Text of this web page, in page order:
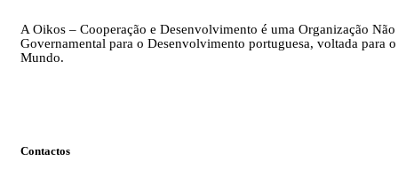
A Oikos – Cooperação e Desenvolvimento é uma Organização Não
Governamental para o Desenvolvimento portuguesa, voltada para o
Mundo.
Contactos